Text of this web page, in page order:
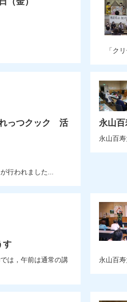
「クリ
っつクック 活
行われました...
永山
永山百
す
は，午前は通常の講
永山百